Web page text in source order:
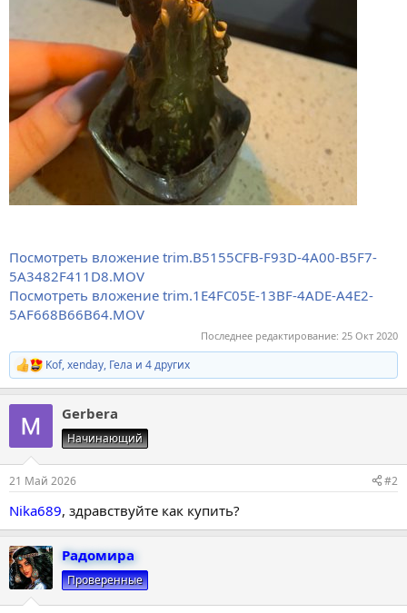
Посмотреть вложение trim.B5155CFB-F93D-4A00-B5F7-
5A3482F411D8.MOV
Посмотреть вложение trim.1E4FC05E-13BF-4ADE-A4E2-
5AF668B66B64.MOV
Последнее редактирование: 25 Окт 2020
Р
е
Kof,xenday, Гела и 4 других
Gerbera
Начинающий
21 Май 2026 #2
Nika689, здравствуйте как купить?
Радомира
Проверенные